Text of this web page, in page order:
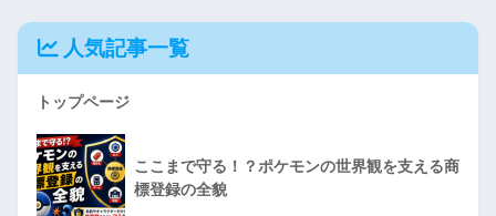
人気記事一覧
トップページ
ここまで守る！？ポケモンの世界観を支える商
標登録の全貌